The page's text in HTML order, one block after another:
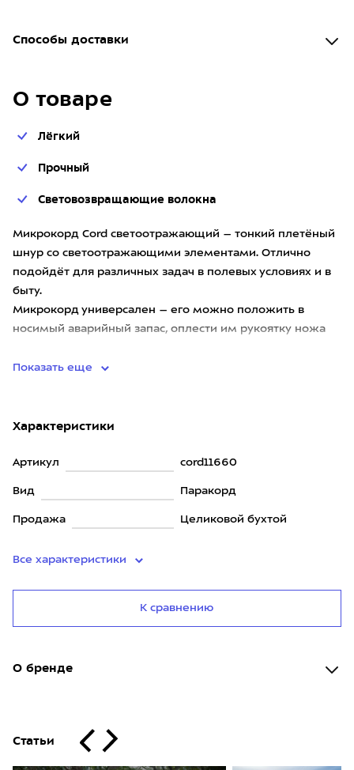
Способы доставки
О товаре
Лёгкий
Прочный
Световозвращающие волокна
Микрокорд Cord светоотражающий – тонкий плетёный
шнур со светоотражающими элементами. Отлично
подойдёт для различных задач в полевых условиях и в
быту.
Микрокорд универсален – его можно положить в
носимый аварийный запас, оплести им рукоятку ножа
Показать еще
Характеристики
Артикул cord11660
Вид Паракорд
Продажа Целиковой бухтой
Все характеристики
К сравнению
О бренде
Статьи